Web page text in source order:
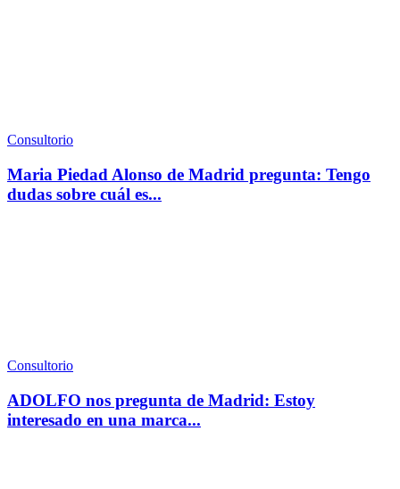
Consultorio
Maria Piedad Alonso de Madrid pregunta: Tengo
dudas sobre cuál es...
Consultorio
ADOLFO nos pregunta de Madrid: Estoy
interesado en una marca...